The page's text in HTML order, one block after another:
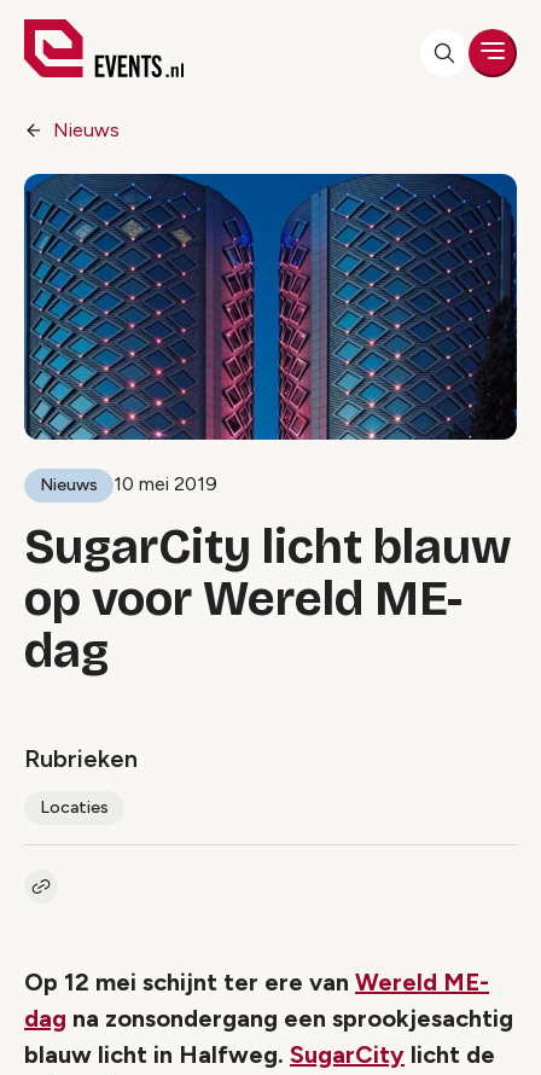
Nieuws
Nieuws 10 mei 2019
SugarCity licht blauw
op voor Wereld ME-
dag
Rubrieken
Locaties
Kopieer link naar artikel
Op 12 mei schijnt ter ere van Wereld ME-
dag na zonsondergang een sprookjesachtig
blauw licht in Halfweg. SugarCity licht de